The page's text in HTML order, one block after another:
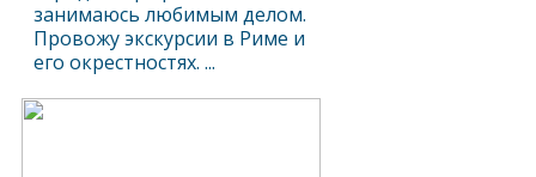
занимаюсь любимым делом.
Провожу экскурсии в Риме и
его окрестностях. ...